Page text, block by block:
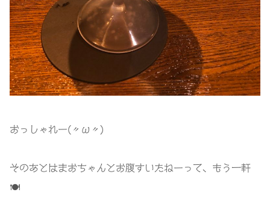
おっしゃれー(〃ω〃)
そのあとはまおちゃんとお腹すいたねーって、もう一軒
🍽